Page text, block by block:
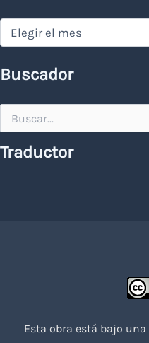
Hemeroteca
Buscador
por:
Traductor
Esta obra está bajo una